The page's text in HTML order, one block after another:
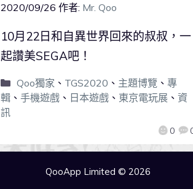
2020/09/26 作者: Mr. Qoo
0
10月22日和自異世界回來的叔叔，一
起讚美SEGA吧！
Qoo獨家 、 TGS2020 、 主題博覽、 專
輯、 手機遊戲、 日本遊戲、 東京電玩展、 資
訊
QooApp Limited © 2026